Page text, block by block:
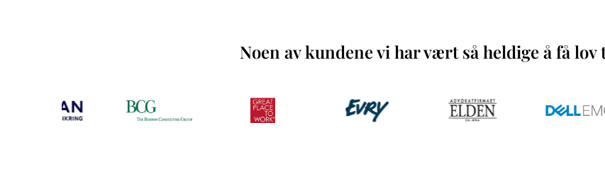
Noen av kundene vi har vært så heldige å få lov